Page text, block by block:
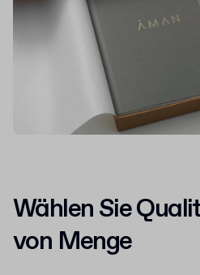
Wählen Sie
von Menge